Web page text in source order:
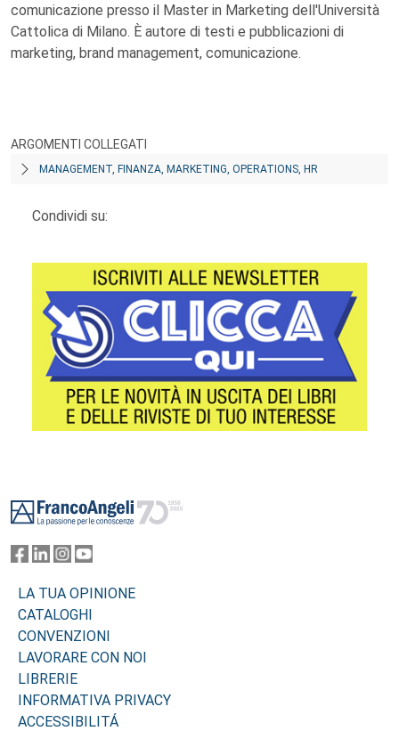
comunicazione presso il Master in Marketing dell'Università
Cattolica di Milano. È autore di testi e pubblicazioni di
marketing, brand management, comunicazione.
ARGOMENTI COLLEGATI
MANAGEMENT, FINANZA, MARKETING, OPERATIONS, HR
Condividi su:
LA TUA OPINIONE
CATALOGHI
CONVENZIONI
LAVORARE CON NOI
LIBRERIE
INFORMATIVA PRIVACY
ACCESSIBILITÁ